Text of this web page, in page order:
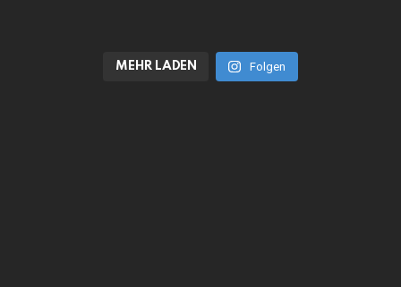
MEHR LADEN Folgen